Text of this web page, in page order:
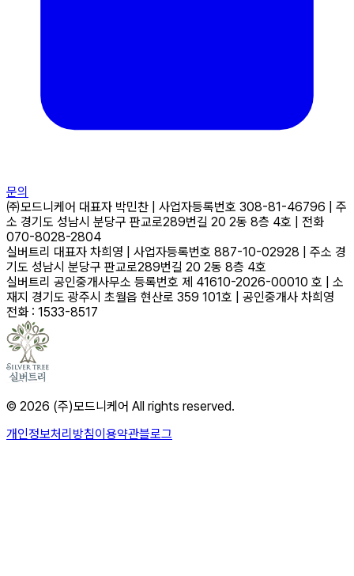
문의
㈜모드니케어 대표자 박민찬 사업자등록번호 308-81-46796
주
소 경기도 성남시 분당구 판교로289번길 20 2동 8층 4호
전화
070-8028-2804
실버트리 대표자 차희영 사업자등록번호 887-10-02928 주소 경
기도 성남시 분당구 판교로289번길 20 2동 8층 4호
실버트리 공인중개사무소 등록번호 제 41610-2026-00010 호
소
재지 경기도 광주시 초월읍 현산로 359 101호 공인중개사 차희영
전화 : 1533-8517
© 2026 (주)모드니케어 All rights reserved.
개인정보처리방침이용약관블로그